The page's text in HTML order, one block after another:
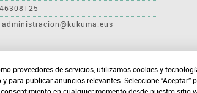
administracion@kukuma.eus
proveedores de servicios, utilizamos cookies y
para publicar anuncios relevantes. Seleccione